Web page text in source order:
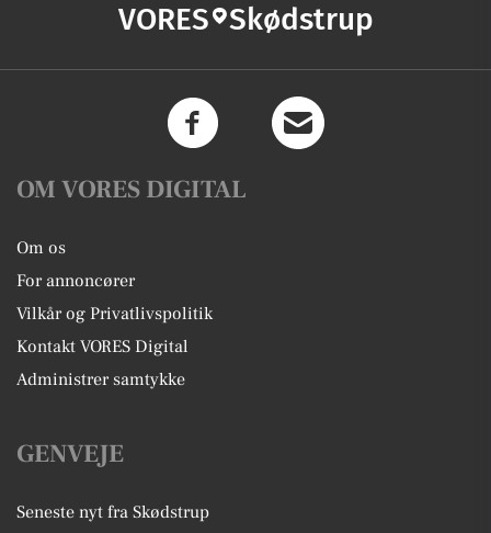
VORES Skødstrup
OM VORES DIGITAL
Om os
For annoncører
Vilkår og Privatlivspolitik
Kontakt VORES Digital
Administrer samtykke
GENVEJE
Seneste nyt fra Skødstrup